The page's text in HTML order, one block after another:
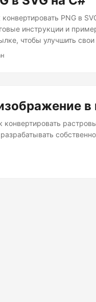
PNG в
инструкции и
чтобы улучшить
в
конвертировать